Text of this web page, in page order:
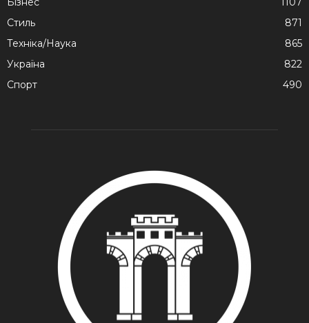
Стиль
871
Техніка/Наука
865
Україна
822
Спорт
490